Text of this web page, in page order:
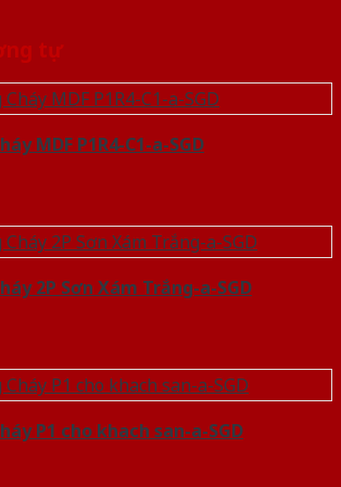
tự
MDF P1R4-C1-a-SGD
2P Sơn Xám Trắng-a-SGD
P1 cho khach san-a-SGD